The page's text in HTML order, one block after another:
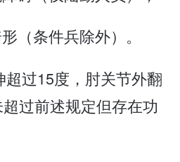
（条件兵除外）。
超过15度，肘关节外翻
过前述规定但存在功